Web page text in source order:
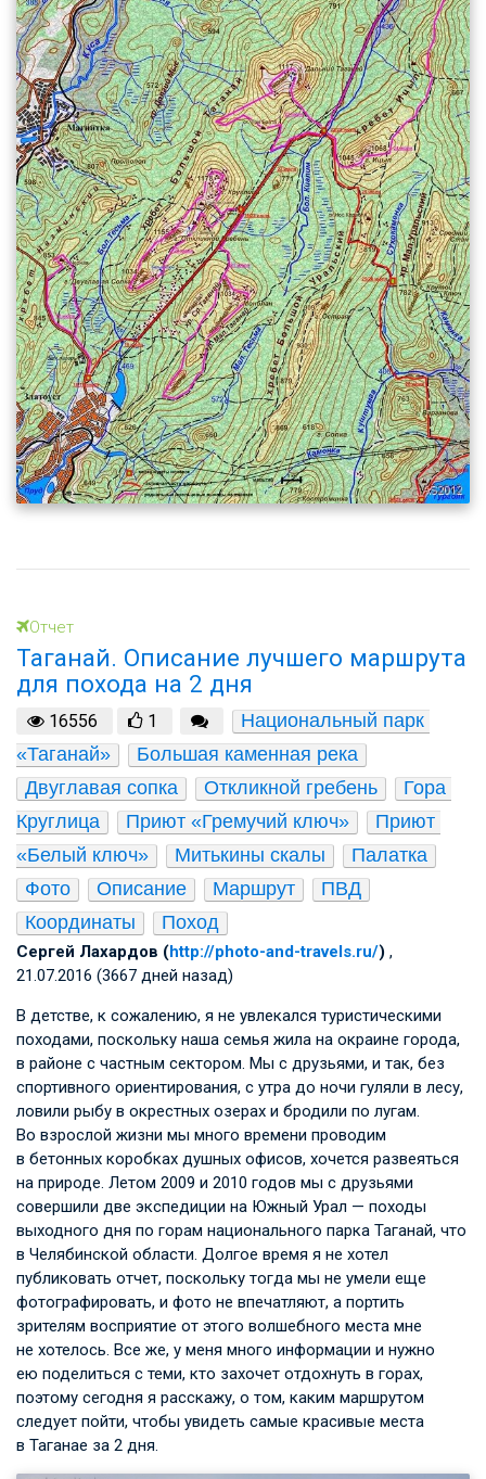
Отчет
Таганай. Описание лучшего маршрута
для похода на 2 дня
16556 1
Национальный парк
«Таганай»
Большая каменная река
Двуглавая сопка
Откликной гребень
Гора
Круглица
Приют «Гремучий ключ»
Приют
«Белый ключ»
Митькины скалы
Палатка
Фото
Описание Маршрут
ПВД
Координаты
Поход
Сергей Лахардов (http://photo-and-travels.ru/) ,
21.07.2016 (3667 дней назад)
В детстве, к сожалению, я не увлекался туристическими
походами, поскольку наша семья жила на окраине города,
в районе с частным сектором. Мы с друзьями, и так, без
спортивного ориентирования, с утра до ночи гуляли в лесу,
ловили рыбу в окрестных озерах и бродили по лугам.
Во взрослой жизни мы много времени проводим
в бетонных коробках душных офисов, хочется развеяться
на природе. Летом 2009 и 2010 годов мы с друзьями
совершили две экспедиции на Южный Урал — походы
выходного дня по горам национального парка Таганай, что
в Челябинской области. Долгое время я не хотел
публиковать отчет, поскольку тогда мы не умели еще
фотографировать, и фото не впечатляют, а портить
зрителям восприятие от этого волшебного места мне
не хотелось. Все же, у меня много информации и нужно
ею поделиться с теми, кто захочет отдохнуть в горах,
поэтому сегодня я расскажу, о том, каким маршрутом
следует пойти, чтобы увидеть самые красивые места
в Таганае за 2 дня.